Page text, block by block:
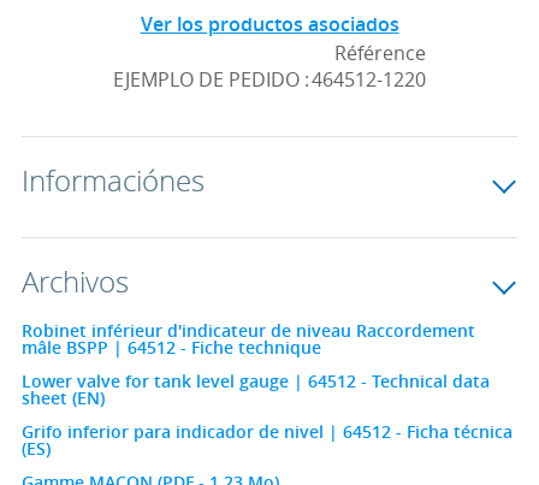
Ver los productos asociados
EJEMPLO DE PEDIDO :
Référence
464512-1220
Informaciónes
Archivos
Robinet inférieur d'indicateur de niveau Raccordement
mâle BSPP | 64512 - Fiche technique
Lower valve for tank level gauge | 64512 - Technical data
sheet (EN)
Grifo inferior para indicador de nivel | 64512 - Ficha técnica
(ES)